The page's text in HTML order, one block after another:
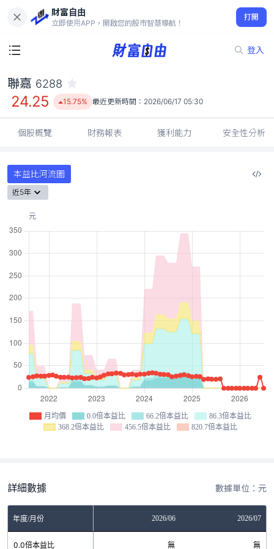
財富自由
立即使用APP，開啟您的股市智慧導航！
打開
登入
24.25
15.75%
聯嘉 6288
24.25 15.75% 最近更新時間： 2026/06/17 05:30
個股概覽 財務報表 獲利能力 安全性分析
本益比河流圖
近5年
月均價 0.0倍本益比 66.2倍本益比
86.3倍本益比
368.2倍本益比
456.5倍本益比 820.7倍本益比
詳細數據 數據單位：元
年度/月份 2026/06 2026/07
0.0倍本益比 無 無